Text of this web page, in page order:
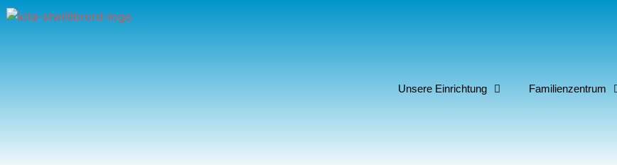
Unsere Einrichtung Familienzentrum